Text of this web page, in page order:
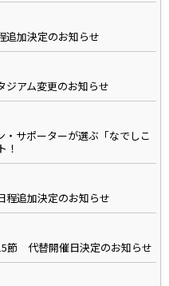
追加決定のお知らせ
ジアム変更のお知らせ
・サポーターが選ぶ「なでしこ
！
追加決定のお知らせ
節 代替開催日決定のお知らせ